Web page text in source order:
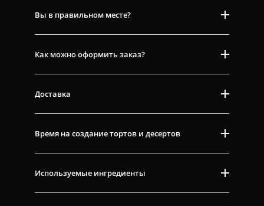
Вы в правильном месте?
Как можно оформить заказ?
Доставка
Время на создание тортов и десертов
Используемые ингредиенты